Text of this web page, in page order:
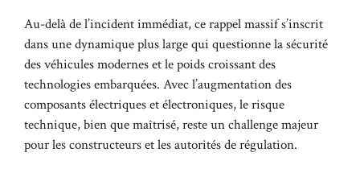
Au-delà de l’incident immédiat, ce rappel massif s’inscrit
dans une dynamique plus large qui questionne la sécurité
des véhicules modernes et le poids croissant des
technologies embarquées. Avec l’augmentation des
composants électriques et électroniques, le risque
technique, bien que maîtrisé, reste un challenge majeur
pour les constructeurs et les autorités de régulation.